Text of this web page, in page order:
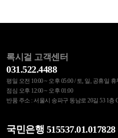
록시걸 고객센터
031.522.4488
평일 오전 10:00 ~ 오후 05:00 / 토, 일, 공휴일 휴
점심 오후 12:00 ~ 오후 01:00
반품 주소 : 서울시 송파구 동남로 20길 53 1층
국민은행 515537.01.017828